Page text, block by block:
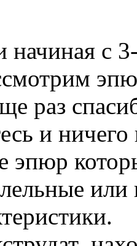
начиная с
раз
и
эпюр
или